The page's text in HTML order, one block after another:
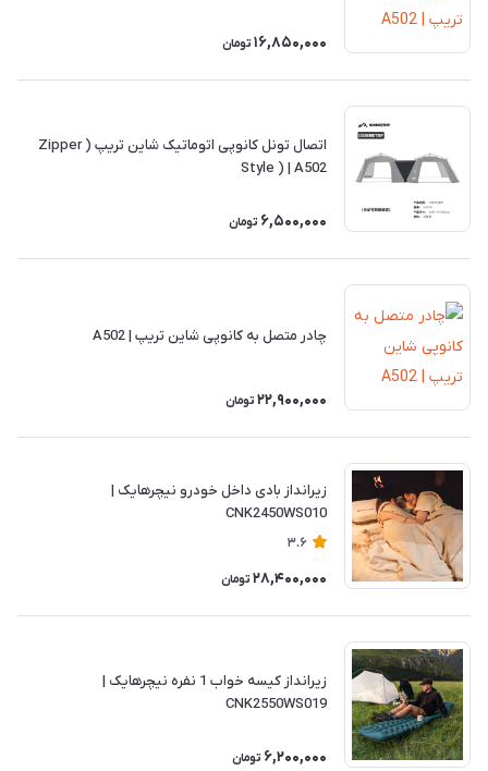
16,850,000 تومان
اتصال تونل کانوپی اتوماتیک شاین تریپ ( Zipper
Style ) | A502
6,500,000 تومان
چادر متصل به کانوپی شاین تریپ | A502
22,900,000 تومان
زیرانداز بادی داخل خودرو نیچرهایک |
CNK2450WS010
3.6
28,400,000 تومان
زیرانداز کیسه خواب 1 نفره نیچرهایک |
CNK2550WS019
6,200,000 تومان